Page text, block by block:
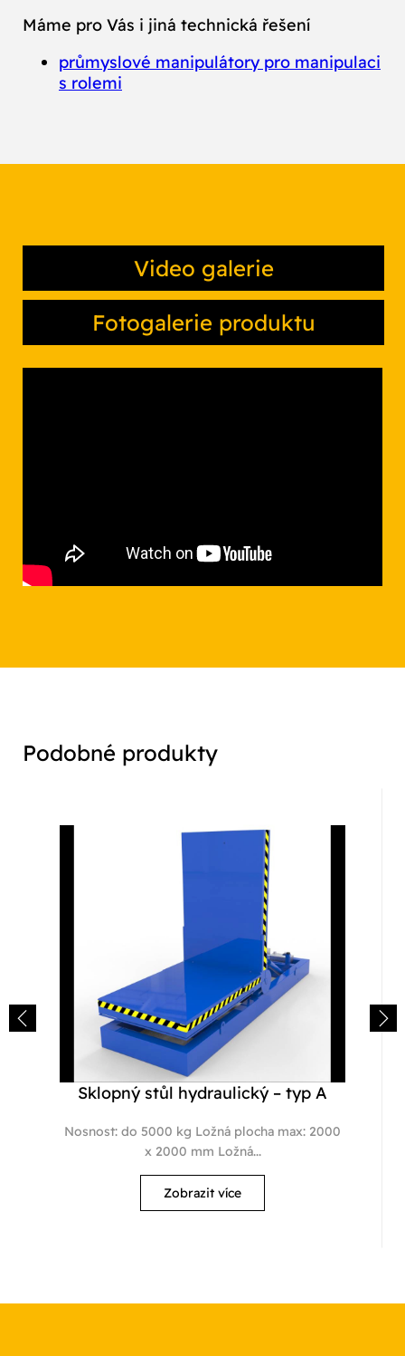
Máme pro Vás i jiná technická řešení
průmyslové manipulátory pro manipulaci
s rolemi
Video galerie
Fotogalerie produktu
Podobné produkty
Sklopný stůl hydraulický – typ A
Nosnost: do 5000 kg Ložná plocha max: 2000
x 2000 mm Ložná...
Zobrazit více